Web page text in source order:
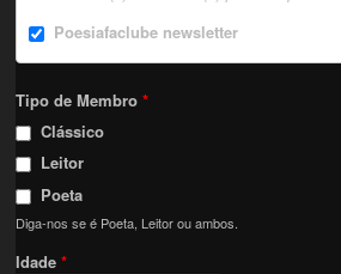
Poesiafaclube newsletter
Tipo de Membro*
Clássico
Leitor
Poeta
Diga-nos se é Poeta, Leitor ou ambos.
Idade*